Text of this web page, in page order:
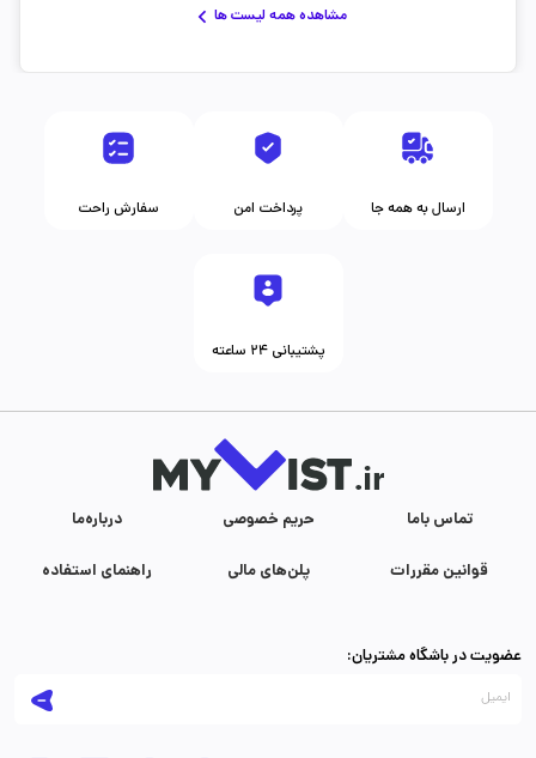
مشاهده همه لیست ها
سفارش راحت پرداخت امن ارسال به همه جا
پشتیبانی ۲۴ ساعته
درباره‌ما حریم خصوصی تماس با‌ما
راهنمای استفاده پلن‌های مالی قوانین مقررات
عضویت در باشگاه مشتریان: